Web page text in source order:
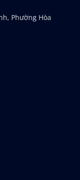
Phường Hòa